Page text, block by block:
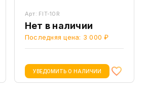
Арт: FIT-10R
Нет в наличии
Последняя цена: 3 000 ₽
УВЕДОМИТЬ О НАЛИЧИИ